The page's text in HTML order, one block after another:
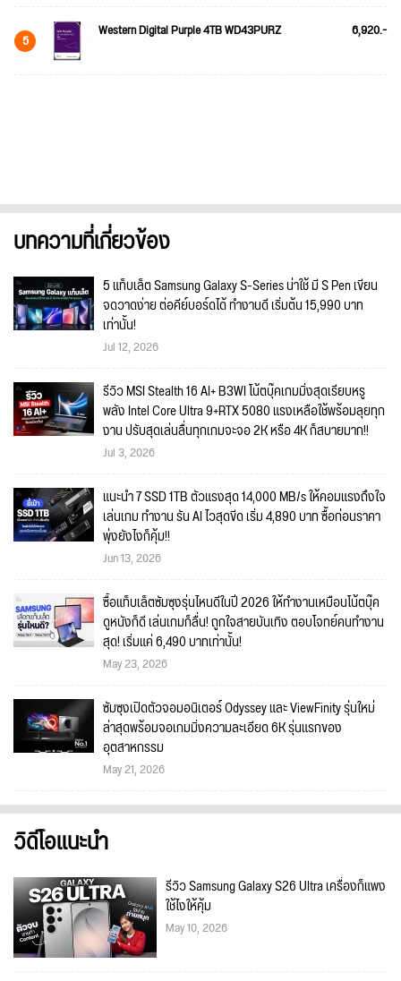
5 Western Digital Purple 4TB WD43PURZ 6,920.-
บทความที่เกี่ยวข้อง
5 แท็บเล็ต Samsung Galaxy S-Series น่าใช้ มี S Pen เขียน
จดวาดง่าย ต่อคีย์บอร์ดได้ ทำงานดี เริ่มต้น 15,990 บาท
เท่านั้น!
Jul 12, 2026
รีวิว MSI Stealth 16 AI+ B3WI โน้ตบุ๊คเกมมิ่งสุดเรียบหรู
พลัง Intel Core Ultra 9+RTX 5080 แรงเหลือใช้พร้อมลุยทุก
งาน ปรับสุดเล่นลื่นทุกเกมจะจอ 2K หรือ 4K ก็สบายมาก!!
Jul 3, 2026
แนะนำ 7 SSD 1TB ตัวแรงสุด 14,000 MB/s ให้คอมแรงถึงใจ
เล่นเกม ทำงาน รัน AI ไวสุดขีด เริ่ม 4,890 บาท ซื้อก่อนราคา
พุ่งยังไงก็คุ้ม!!
Jun 13, 2026
ซื้อแท็บเล็ตซัมซุงรุ่นไหนดีในปี 2026 ให้ทำงานเหมือนโน้ตบุ๊ค
ดูหนังก็ดี เล่นเกมก็ลื่น! ถูกใจสายบันเทิง ตอบโจทย์คนทำงาน
สุด! เริ่มแค่ 6,490 บาทเท่านั้น!
May 23, 2026
ซัมซุงเปิดตัวจอมอนิเตอร์ Odyssey และ ViewFinity รุ่นใหม่
ล่าสุดพร้อมจอเกมมิ่งความละเอียด 6K รุ่นแรกของ
อุตสาหกรรม
May 21, 2026
วิดีโอแนะนำ
รีวิว Samsung Galaxy S26 Ultra เครื่องก็แพง
ใช้ไงให้คุ้ม
May 10, 2026